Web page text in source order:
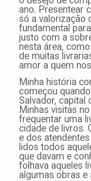
ano. Presentear
só a valorização
fundamental
justo com a
nesta área,
de muitas
amor a quem
Minha história
começou
Salvador, capital
Minhas visitas
frequentar uma
cidade de livros.
e dos
lidos todos
que davam e
folhava aqueles
algumas obras e